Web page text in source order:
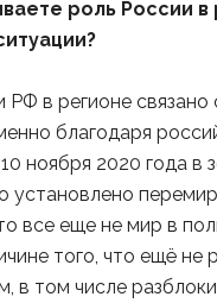
роль России в
РФ в регионе связано
благодаря
ноября 2020 года в
установлено
все еще не мир в
того, что ещё не
в том числе